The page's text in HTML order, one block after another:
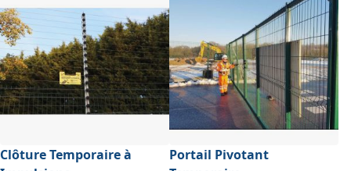
Clôture Temporaire à
Portail Pivotant